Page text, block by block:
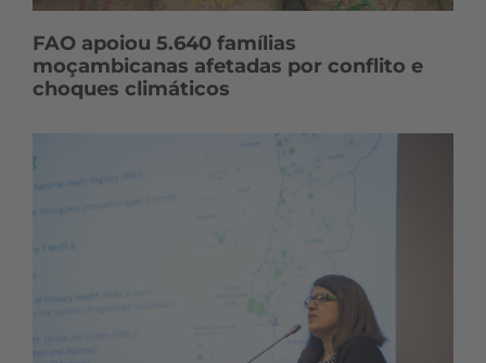
FAO apoiou 5.640 famílias
moçambicanas afetadas por conflito e
choques climáticos